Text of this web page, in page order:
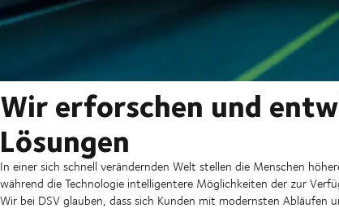
Wir erforschen und
Lösungen
In einer sich schnell verändernden Welt stellen die Menschen
während die Technologie intelligentere Möglichkeiten der zur
Wir bei DSV glauben, dass sich Kunden mit modernsten